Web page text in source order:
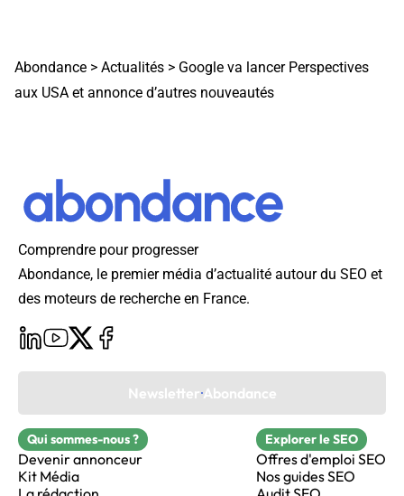
Abondance > Actualités > Google va lancer Perspectives
aux USA et annonce d’autres nouveautés
Comprendre pour progresser
Abondance, le premier média d’actualité autour du SEO et
des moteurs de recherche en France.
Newsletter Abondance
Qui sommes-nous ?
Devenir annonceur
Kit Média
Explorer le SEO
Offres d'emploi SEO
Nos guides SEO